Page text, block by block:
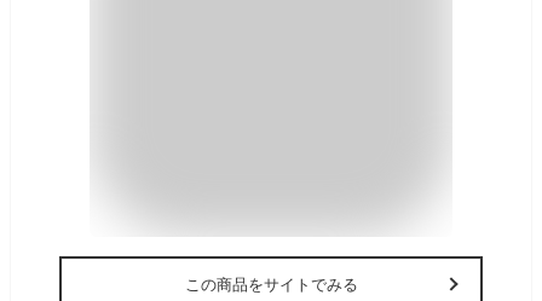
この商品をサイトでみる